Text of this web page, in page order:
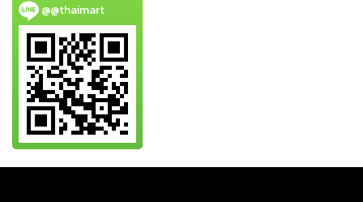
@@thaimart